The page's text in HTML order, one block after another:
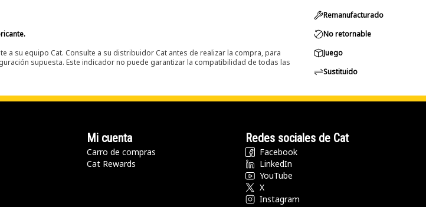
a su equipo Cat. Consulte a su distribuidor Cat antes de realizar la compra, para
supuesta. Este indicador no puede garantizar la compatibilidad de todas las
Remanufacturado
No retornable
Juego
Sustituido
Mi cuenta
Carro de compras
Cat Rewards
Redes sociales de Cat
Facebook
LinkedIn
YouTube
X
Instagram